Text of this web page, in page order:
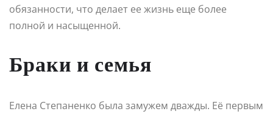
обязанности, что делает ее жизнь еще более
полной и насыщенной.
Браки и семья
Елена Степаненко была замужем дважды. Её первым